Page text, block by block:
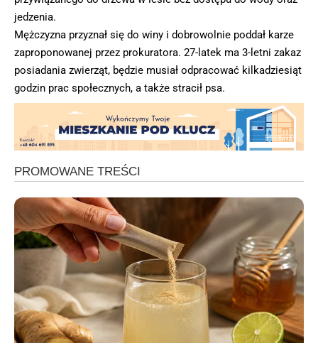
jedzenia.
Mężczyzna przyznał się do winy i dobrowolnie poddał karze
zaproponowanej przez prokuratora. 27-latek ma 3-letni zakaz
posiadania zwierząt, będzie musiał odpracować kilkadziesiąt
godzin prac społecznych, a także stracił psa.